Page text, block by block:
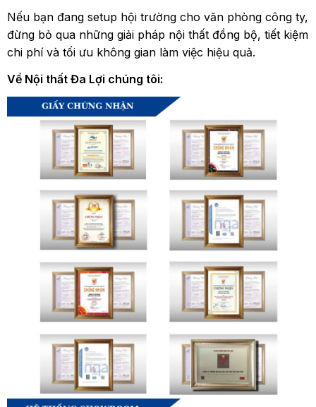
Nếu bạn đang setup hội trường cho văn phòng công ty,
đừng bỏ qua những giải pháp nội thất đồng bộ, tiết kiệm
chi phí và tối ưu không gian làm việc hiệu quả.
Về Nội thất Đa Lợi chúng tôi: